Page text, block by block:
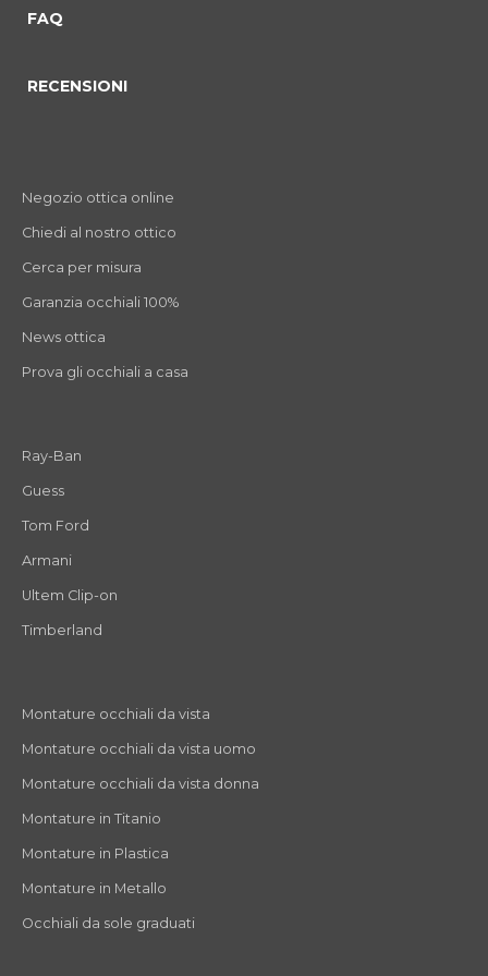
FAQ
RECENSIONI
Negozio ottica online
Chiedi al nostro ottico
Cerca per misura
Garanzia occhiali 100%
News ottica
Prova gli occhiali a casa
Ray-Ban
Guess
Tom Ford
Armani
Ultem Clip-on
Timberland
Montature occhiali da vista
Montature occhiali da vista uomo
Montature occhiali da vista donna
Montature in Titanio
Montature in Plastica
Montature in Metallo
Occhiali da sole graduati